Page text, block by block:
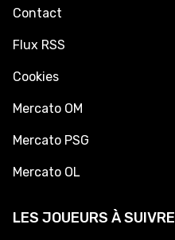
Contact
Flux RSS
Cookies
Mercato OM
Mercato PSG
Mercato OL
LES JOUEURS À SUIVRE